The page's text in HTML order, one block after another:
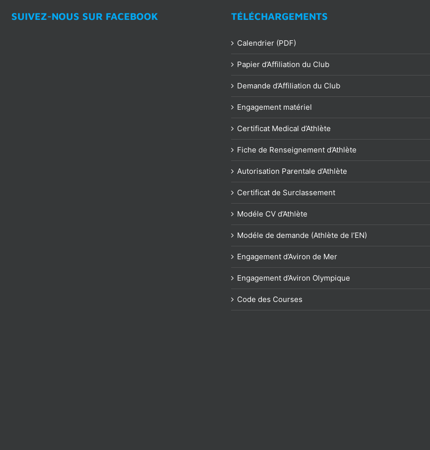
SUIVEZ-NOUS SUR FACEBOOK TÉLÉCHARGEMENTS
Calendrier (PDF)
Papier d’Affiliation du Club
Demande d’Affiliation du Club
Engagement matériel
Certificat Medical d’Athlète
Fiche de Renseignement d’Athlète
Autorisation Parentale d’Athlète
Certificat de Surclassement
Modéle CV d’Athlète
Modéle de demande (Athlète de l’EN)
Engagement d’Aviron de Mer
Engagement d’Aviron Olympique
Code des Courses